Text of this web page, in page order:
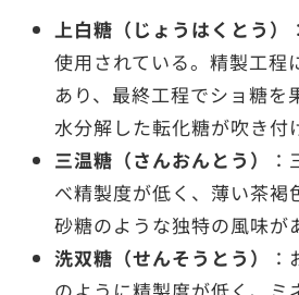
上白糖（じょうはくとう）
使用されている。精製工程
あり、最終工程でショ糖を
水分解した転化糖が吹き付
三温糖（さんおんとう）
べ精製度が低く、薄い茶褐
砂糖のような独特の風味が
洗双糖（せんそうとう）